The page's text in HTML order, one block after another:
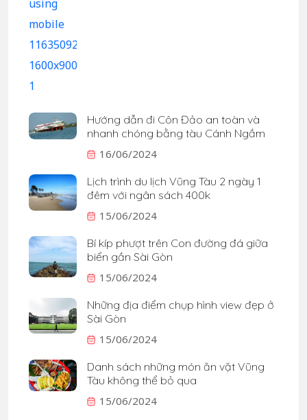
Hướng dẫn đi Côn Đảo an toàn và
nhanh chóng bằng tàu Cánh Ngầm
16/06/2024
Lịch trình du lịch Vũng Tàu 2 ngày 1
đêm với ngân sách 400k
15/06/2024
Bí kíp phượt trên Con đường đá giữa
biển gần Sài Gòn
15/06/2024
Những địa điểm chụp hình view đẹp ở
Sài Gòn
15/06/2024
Danh sách những món ăn vặt Vũng
Tàu không thể bỏ qua
15/06/2024